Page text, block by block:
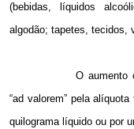
(bebidas, líquidos
algodão; tapetes, tecidos,
O aumento
“ad valorem” pela
quilograma líquido ou por